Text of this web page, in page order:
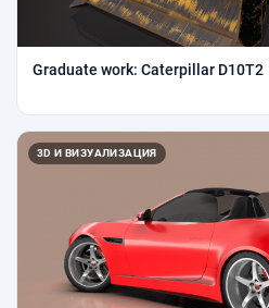
Graduate work: Caterpillar D10T2
3D И ВИЗУАЛИЗАЦИЯ